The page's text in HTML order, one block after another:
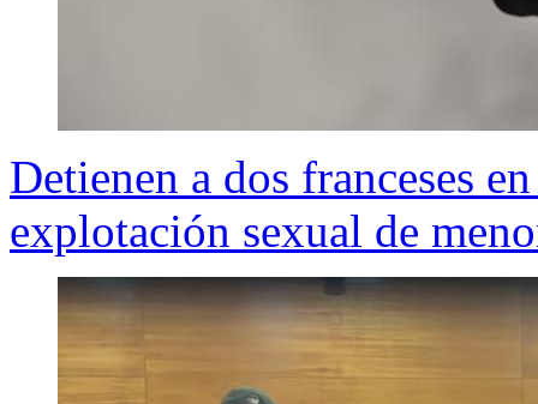
Detienen a dos franceses
explotación sexual de